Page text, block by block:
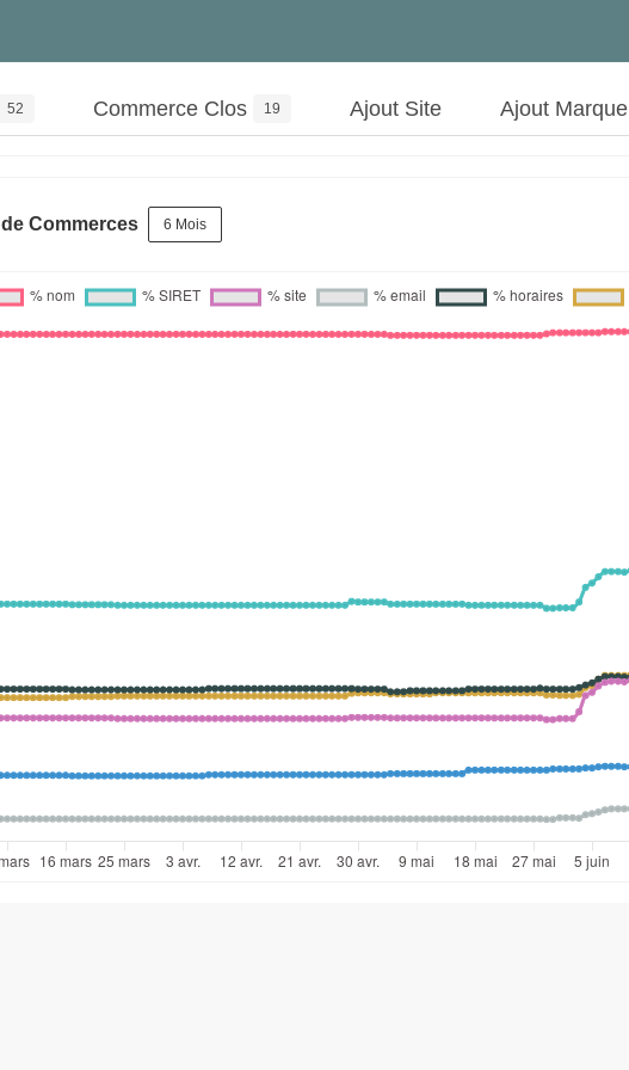
52 Commerce Clos 19 Ajout Site Ajout Marque
Commerces 6 Mois